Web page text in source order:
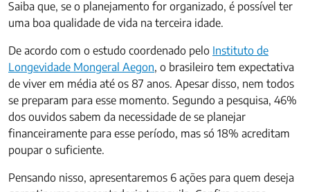
Saiba que, se o planejamento for organizado, é possível ter
uma boa qualidade de vida na terceira idade.
De acordo com o estudo coordenado pelo Instituto de
Longevidade Mongeral Aegon, o brasileiro tem expectativa
de viver em média até os 87 anos. Apesar disso, nem todos
se preparam para esse momento. Segundo a pesquisa, 46%
dos ouvidos sabem da necessidade de se planejar
financeiramente para esse período, mas só 18% acreditam
poupar o suficiente.
Pensando nisso, apresentaremos 6 ações para quem deseja